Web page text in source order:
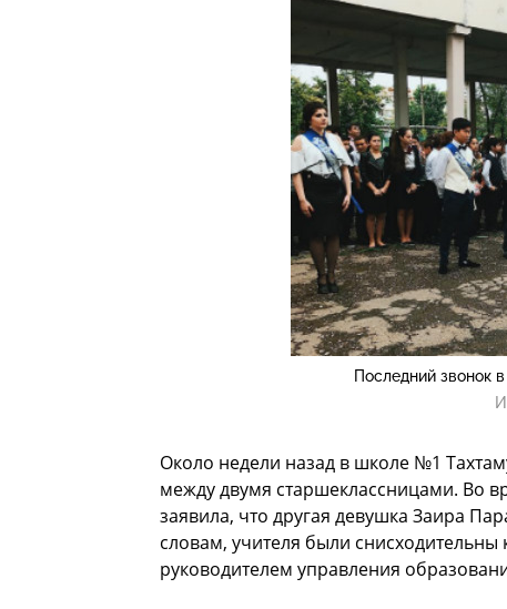
Последний звонок
Около недели назад в школе №1
между двумя старшеклассницами. Во
заявила, что другая девушка Заира
словам, учителя были снисходительны
руководителем управления